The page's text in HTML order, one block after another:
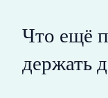
Что ещё
держать